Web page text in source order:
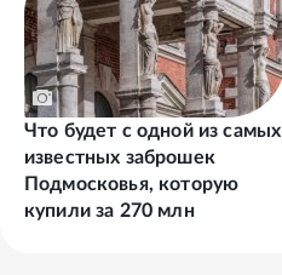
Что будет с одной из самых
известных заброшек
Подмосковья, которую
купили за 270 млн